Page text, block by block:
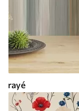
rayé